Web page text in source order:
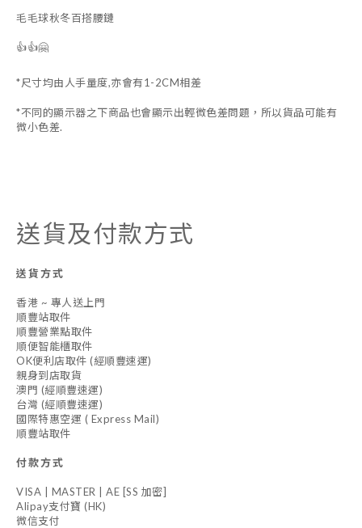
毛毛球秋冬百搭腰鏈
👍👍🤗
*尺寸均由人手量度,亦會有1-2CM相差
*不同的顯示器之下商品也會顯示出輕微色差問題，所以貨品可能有
微小色差.
送貨及付款方式
送貨方式
香港 ~ 專人送上門
順豐站取件
順豐營業點取件
順便智能櫃取件
OK便利店取件 (經順豐速運)
親身到店取貨
澳門 (經順豐速運)
台灣 (經順豐速運)
國際特惠空運 ( Express Mail)
順豐站取件
付款方式
VISA | MASTER | AE [SS 加密]
Alipay支付寶 (HK)
微信支付